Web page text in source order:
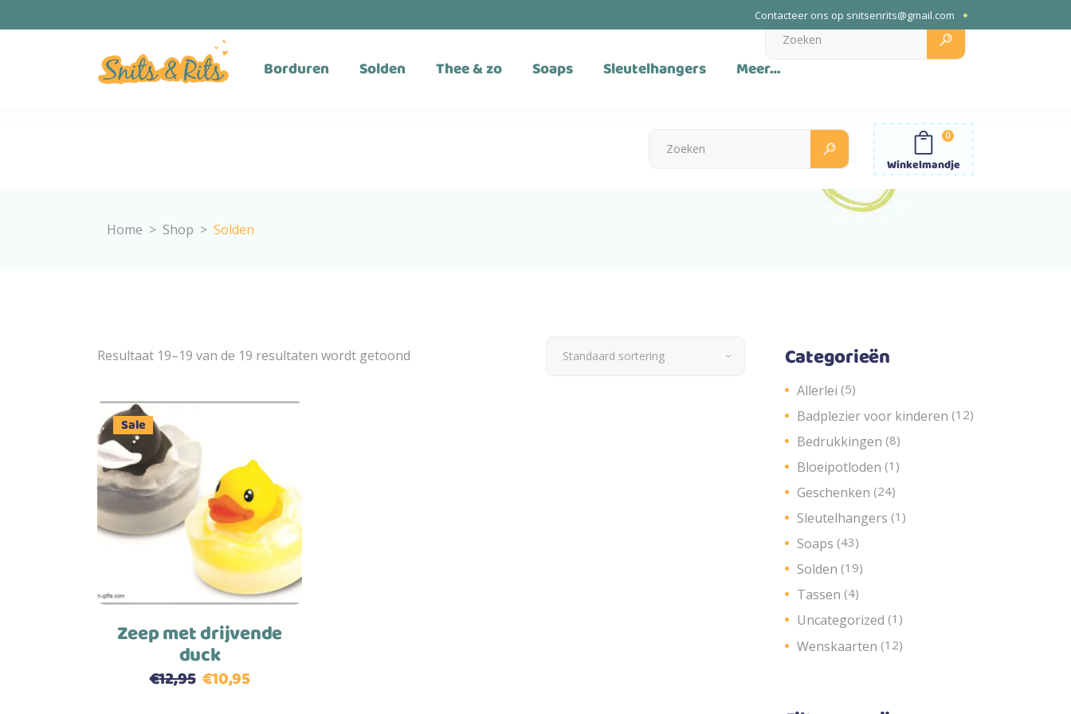
Contacteer ons op snitsenrits@gmail.com
Borduren Solden Thee & zo Soaps Sleutelhangers Meer…
Search
Winkelmandje
0
Search
Home > Shop > Solden
Resultaat 19–19 van de 19 resultaten wordt getoond Standaard sortering
Sale
Toevoegen aan winkelwagen
Zeep met drijvende
duck
€12,95 €10,95
Categorieën
Allerlei (5)
Badplezier voor kinderen (12)
Bedrukkingen (8)
Bloeipotloden (1)
Geschenken (24)
Sleutelhangers (1)
Soaps (43)
Solden (19)
Tassen (4)
Uncategorized (1)
Wenskaarten (12)